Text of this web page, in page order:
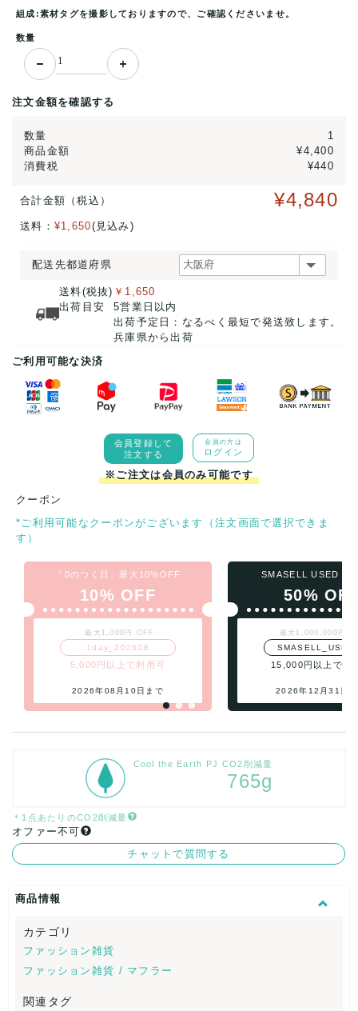
組成:素材タグを撮影しておりますので、ご確認くださいませ。
数量
注文金額を確認する
数量
1
商品金額
¥4,400
消費税
¥440
合計金額（税込） ¥4,840
送料： ¥1,650(見込み)
配送先都道府県
送料(税抜)
出荷目安
￥1,650
5営業日以内
出荷予定日：なるべく最短で発送致します。
兵庫県から出荷
ご利用可能な決済
会員登録して
注文する
会員の方は
ログイン
※ご注文は会員のみ可能です
クーポン
*ご利用可能なクーポンがございます（注文画面で選択できま
す）
「0のつく日」最大10%OFF
10% OFF
最大1,000円 OFF
1day_202608
5,000円以上で利用可
2026年08月10日まで
SMASELL USED ま
50%
最大1,000,000円
15,000円以上で利
2026年12月31日
Cool the Earth PJ CO2削減量
765g
＊1点あたりのCO2削減量
オファー不可
チャットで質問する
商品情報
カテゴリ
ファッション雑貨
ファッション雑貨 / マフラー
関連タグ